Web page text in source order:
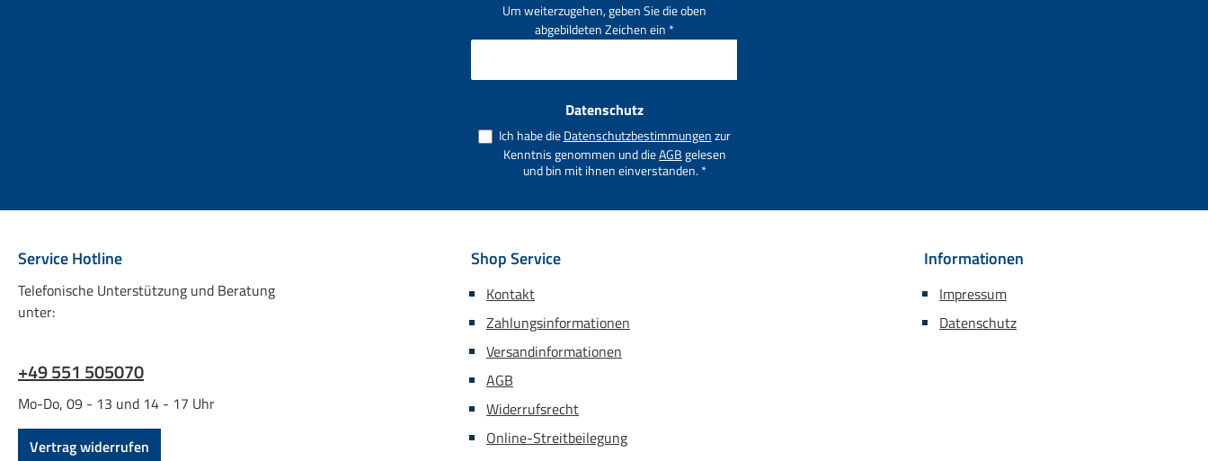
Um weiterzugehen, geben Sie die oben
abgebildeten Zeichen ein *
Datenschutz
Ich habe dieDatenschutzbestimmungenzur
Kenntnis genommen und dieAGBgelesen
und bin mit ihnen einverstanden.*
Service Hotline
Telefonische Unterstützung und Beratung
unter:
+49 551 505070
Mo-Do, 09 - 13 und 14 - 17 Uhr
Vertrag widerrufen
Shop Service
Kontakt
Zahlungsinformationen
Versandinformationen
AGB
Widerrufsrecht
Online-Streitbeilegung
Informationen
Impressum
Datenschutz